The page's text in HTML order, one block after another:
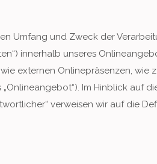
Umfang und Zweck der
innerhalb unseres
externen Onlinepräsenzen, wie
Im Hinblick auf
verweisen wir auf die